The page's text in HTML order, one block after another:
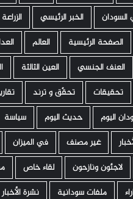
السودان
الخبر الرئيسي الزراعة
الصفحة الرئيسية العالم
العنف الجنسي العين الثالثة
تحقيقات تحقّق و ترند
اليوم
حديث اليوم سياسة
غير مصنف في الميزان
لاجئون ونازحون لقاء خاص
ملفات سودانية نشرة الأخبار